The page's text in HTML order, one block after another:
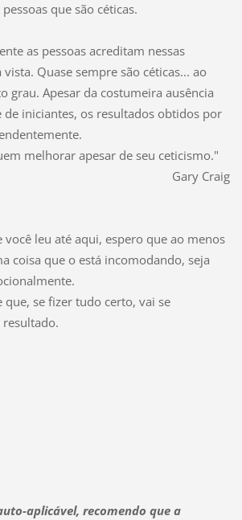
que são céticas.
as pessoas acreditam nessas
Quase sempre são céticas... ao
grau. Apesar da costumeira ausência
de iniciantes, os resultados obtidos por
melhorar apesar de seu ceticismo."
Gary Craig
você leu até aqui, espero que ao menos
coisa que o está incomodando, seja
que, se fizer tudo certo, vai se
aplicável, recomendo que a